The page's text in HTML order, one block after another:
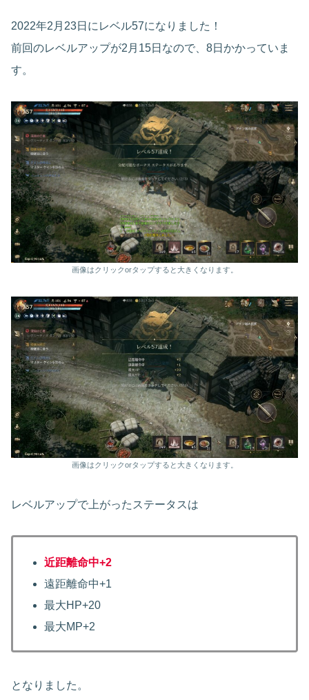
2022年2月23日にレベル57になりました！
前回のレベルアップが2月15日なので、8日かかっていま
す。
画像はクリックorタップすると大きくなります。
画像はクリックorタップすると大きくなります。
レベルアップで上がったステータスは
近距離命中+2
遠距離命中+1
最大HP+20
最大MP+2
となりました。